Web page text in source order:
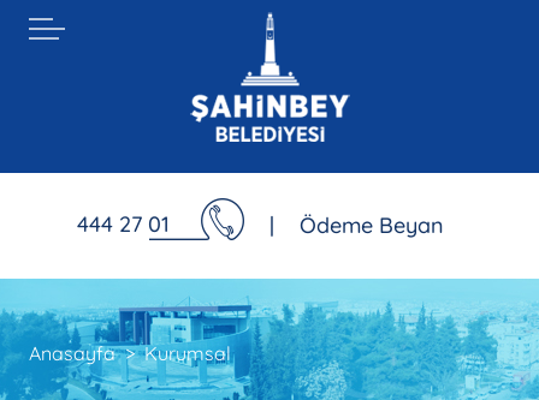
444 27 01 | Ödeme Beyan
Anasayfa Kurumsal